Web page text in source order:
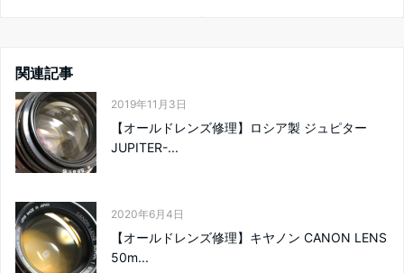
関連記事
2019年11月3日
【オールドレンズ修理】ロシア製 ジュピター
JUPITER-...
2020年6月4日
【オールドレンズ修理】キヤノン CANON LENS
50m...